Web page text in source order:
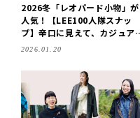
2026冬「レオパード小物」が
人気！【LEE100人隊スナッ
プ】辛口に見えて、カジュア
にもフェミニンにも合う！
2026.01.20